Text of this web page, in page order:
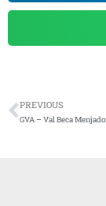
PREVIOUS